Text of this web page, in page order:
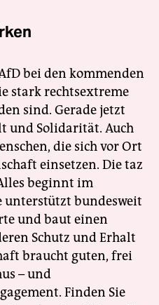
bei den kommenden
stark rechtsextreme
sind. Gerade jetzt
und Solidarität. Auch
die sich vor Ort
einsetzen. Die taz
beginnt im
unterstützt bundesweit
und baut einen
Schutz und Erhalt
braucht guten, frei
– und
Finden Sie